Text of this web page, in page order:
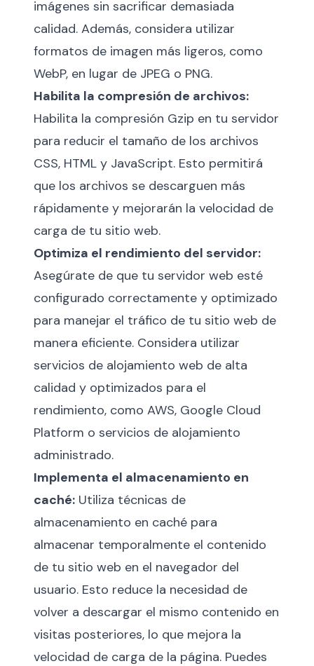
imágenes sin sacrificar demasiada
calidad. Además, considera utilizar
formatos de imagen más ligeros, como
WebP, en lugar de JPEG o PNG.
Habilita la compresión de archivos:
Habilita la compresión Gzip en tu servidor
para reducir el tamaño de los archivos
CSS, HTML y JavaScript. Esto permitirá
que los archivos se descarguen más
rápidamente y mejorarán la velocidad de
carga de tu sitio web.
Optimiza el rendimiento del servidor:
Asegúrate de que tu servidor web esté
configurado correctamente y optimizado
para manejar el tráfico de tu sitio web de
manera eficiente. Considera utilizar
servicios de alojamiento web de alta
calidad y optimizados para el
rendimiento, como AWS, Google Cloud
Platform o servicios de alojamiento
administrado.
Implementa el almacenamiento en
caché: Utiliza técnicas de
almacenamiento en caché para
almacenar temporalmente el contenido
de tu sitio web en el navegador del
usuario. Esto reduce la necesidad de
volver a descargar el mismo contenido en
visitas posteriores, lo que mejora la
velocidad de carga de la página. Puedes